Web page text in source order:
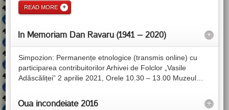
READ MORE
In Memoriam Dan Ravaru (1941 – 2020) +
Simpozion: Permanențe etnologice (transmis online) cu
participarea contribuitorilor Arhivei de Folclor „Vasile
Adăscăliței” 2 aprilie 2021, Orele 10.30 – 13.00 Muzeul
Oua incondeiate 2016 +